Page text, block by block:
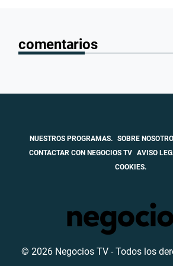
comentarios
NUESTROS PROGRAMAS. SOBRE
CONTACTAR CON NEGOCIOS TV AVISO
COOKIES.
© 2026 Negocios TV - Todos los